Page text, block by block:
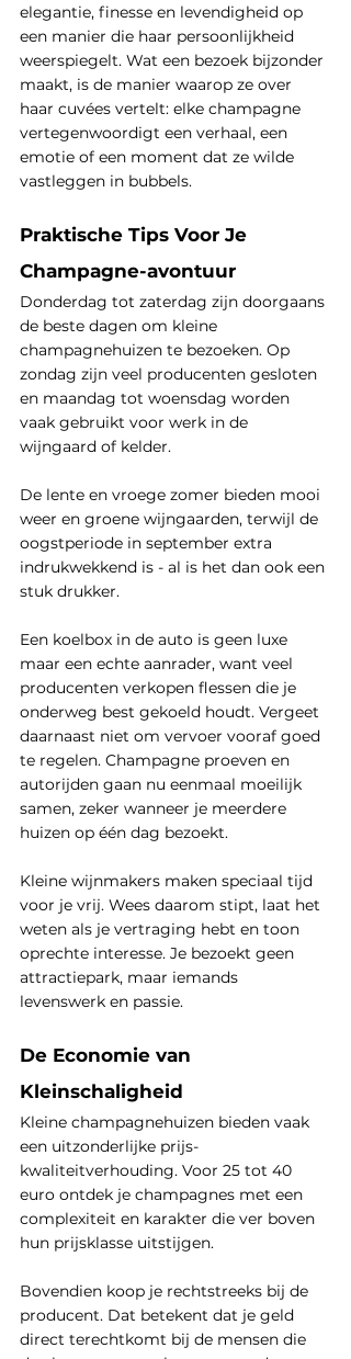
elegantie, finesse en levendigheid op
een manier die haar persoonlijkheid
weerspiegelt. Wat een bezoek bijzonder
maakt, is de manier waarop ze over
haar cuvées vertelt: elke champagne
vertegenwoordigt een verhaal, een
emotie of een moment dat ze wilde
vastleggen in bubbels.
Praktische Tips Voor Je
Champagne-avontuur
Donderdag tot zaterdag zijn doorgaans
de beste dagen om kleine
champagnehuizen te bezoeken. Op
zondag zijn veel producenten gesloten
en maandag tot woensdag worden
vaak gebruikt voor werk in de
wijngaard of kelder.
De lente en vroege zomer bieden mooi
weer en groene wijngaarden, terwijl de
oogstperiode in september extra
indrukwekkend is - al is het dan ook een
stuk drukker.
Een koelbox in de auto is geen luxe
maar een echte aanrader, want veel
producenten verkopen flessen die je
onderweg best gekoeld houdt. Vergeet
daarnaast niet om vervoer vooraf goed
te regelen. Champagne proeven en
autorijden gaan nu eenmaal moeilijk
samen, zeker wanneer je meerdere
huizen op één dag bezoekt.
Kleine wijnmakers maken speciaal tijd
voor je vrij. Wees daarom stipt, laat het
weten als je vertraging hebt en toon
oprechte interesse. Je bezoekt geen
attractiepark, maar iemands
levenswerk en passie.
De Economie van
Kleinschaligheid
Kleine champagnehuizen bieden vaak
een uitzonderlijke prijs-
kwaliteitverhouding. Voor 25 tot 40
euro ontdek je champagnes met een
complexiteit en karakter die ver boven
hun prijsklasse uitstijgen.
Bovendien koop je rechtstreeks bij de
producent. Dat betekent dat je geld
direct terechtkomt bij de mensen die